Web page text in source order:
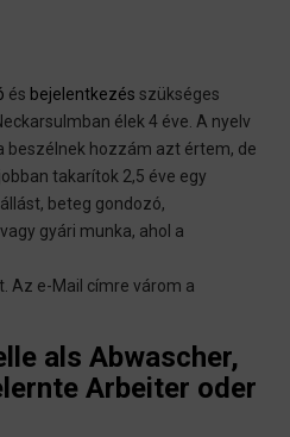
és bejelentkezés szükséges
élek 4 éve. A nyelv
beszélnek hozzám azt értem, de
takarítok 2,5 éve egy
beteg gondozó,
gyári munka, ahol a
Az e-Mail címre várom a
als Abwascher,
Arbeiter oder